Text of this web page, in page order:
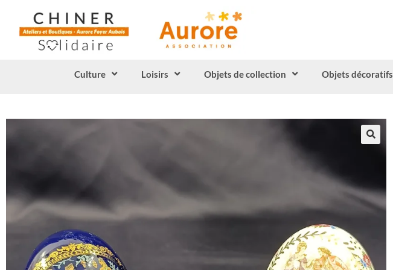
Culture Loisirs Objets de collection Objets décoratifs